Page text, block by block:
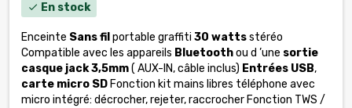
check En stock
Enceinte Sans fil portable graffiti 30 wattsstéréo
Compatible avec les appareils Bluetoothou d ’une sortie
casque jack 3,5mm( AUX-IN, câble inclus) Entrées USB,
carte micro SD Fonction kit mains libres téléphone avec
micro intégré: décrocher, rejeter, raccrocher Fonction TWS /